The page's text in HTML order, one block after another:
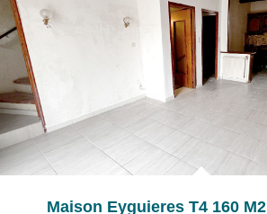
Nos Partenaires
Nos Actualités
CONTACT
Maison Eyguieres T4 160 M2